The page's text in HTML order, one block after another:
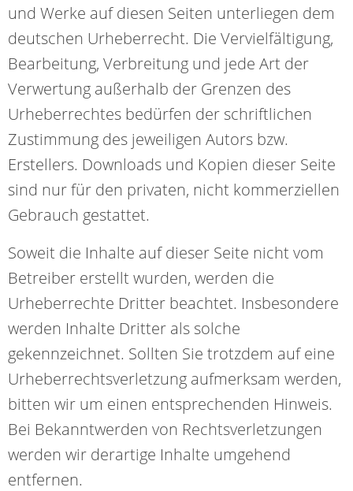
und Werke auf diesen Seiten unterliegen dem
deutschen Urheberrecht. Die Vervielfältigung,
Bearbeitung, Verbreitung und jede Art der
Verwertung außerhalb der Grenzen des
Urheberrechtes bedürfen der schriftlichen
Zustimmung des jeweiligen Autors bzw.
Erstellers. Downloads und Kopien dieser Seite
sind nur für den privaten, nicht kommerziellen
Gebrauch gestattet.
Soweit die Inhalte auf dieser Seite nicht vom
Betreiber erstellt wurden, werden die
Urheberrechte Dritter beachtet. Insbesondere
werden Inhalte Dritter als solche
gekennzeichnet. Sollten Sie trotzdem auf eine
Urheberrechtsverletzung aufmerksam werden,
bitten wir um einen entsprechenden Hinweis.
Bei Bekanntwerden von Rechtsverletzungen
werden wir derartige Inhalte umgehend
entfernen.